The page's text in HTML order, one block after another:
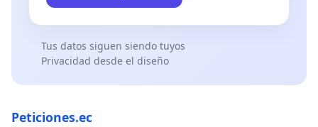
Tus datos siguen siendo tuyos
Privacidad desde el diseño
Peticiones.ec